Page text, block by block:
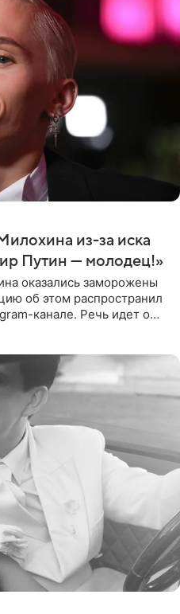
из-за иска
Путин — молодец!»
оказались заморожены
об этом распространил
канале. Речь идет о